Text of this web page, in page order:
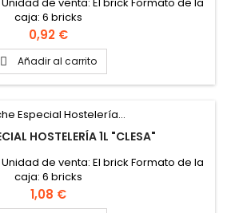
caja: 6 bricks
Precio
0,92 €
 Añadir al carrito
HOSTELERÍA 1L "CLESA"
de venta: El brick Formato de la
caja: 6 bricks
Precio
1,08 €